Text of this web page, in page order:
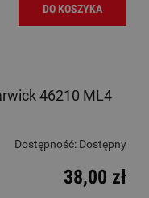
DO KOSZYKA
46210 ML4
Dostępność: Dostępny
38,00 zł